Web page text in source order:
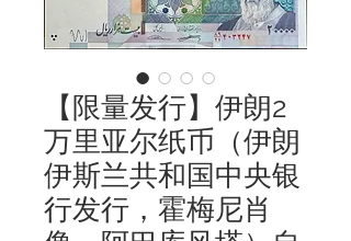
【限量发行】伊朗2
万里亚尔纸币（伊朗
伊斯兰共和国中央银
行发行，霍梅尼肖